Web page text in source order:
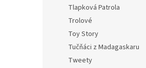
Tlapková Patrola
Trolové
Toy Story
Tučňáci z Madagaskaru
Tweety